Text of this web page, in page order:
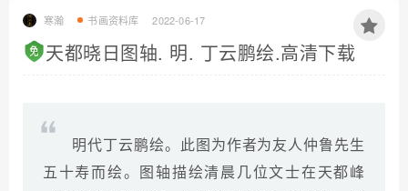
寒瀚 书画资料库 2022-06-17
天都晓日图轴. 明. 丁云鹏绘.高清下载
明代丁云鹏绘。此图为作者为友人仲鲁先生
五十寿而绘。图轴描绘清晨几位文士在天都峰